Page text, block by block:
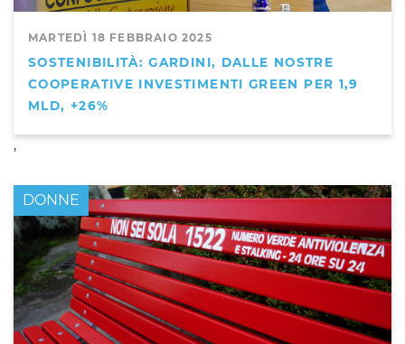
MARTEDÌ 18 FEBBRAIO 2025
SOSTENIBILITÀ: GARDINI, DALLE NOSTRE
COOPERATIVE INVESTIMENTI GREEN PER 1,9
MLD, +26%
,
DONNE